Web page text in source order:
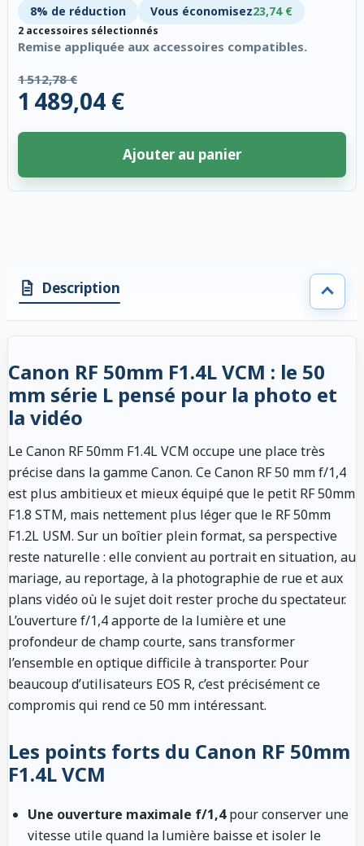
8% de réduction Vous économisez23,74 €
2 accessoires sélectionnés
Remise appliquée aux accessoires compatibles.
1 512,78 €
1 489,04 €
Ajouter au panier
Description
Canon RF 50mm F1.4L VCM : le 50
mm série L pensé pour la photo et
la vidéo
Le Canon RF 50mm F1.4L VCM occupe une place très
précise dans la gamme Canon. Ce Canon RF 50 mm f/1,4
est plus ambitieux et mieux équipé que le petit RF 50mm
F1.8 STM, mais nettement plus léger que le RF 50mm
F1.2L USM. Sur un boîtier plein format, sa perspective
reste naturelle : elle convient au portrait en situation, au
mariage, au reportage, à la photographie de rue et aux
plans vidéo où le sujet doit rester proche du spectateur.
L’ouverture f/1,4 apporte de la lumière et une
profondeur de champ courte, sans transformer
l’ensemble en optique difficile à transporter. Pour
beaucoup d’utilisateurs EOS R, c’est précisément ce
compromis qui rend ce 50 mm intéressant.
Les points forts du Canon RF 50mm
F1.4L VCM
Une ouverture maximale f/1,4pour conserver une
vitesse utile quand la lumière baisse et isoler le